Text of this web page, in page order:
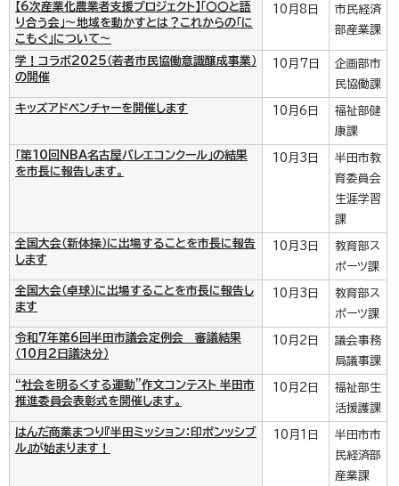
【6次産業化農業者支援プロジェクト】「〇〇と語
り合う会」～地域を動かすとは？これからの「に
こもぐ」について～
10月8日
市民経済
部産業課
学！コラボ2025（若者市民協働意識醸成事業）
の開催
10月7日
企画部市
民協働課
キッズアドベンチャーを開催します 10月6日
福祉部健
康課
「第10回NBA名古屋バレエコンクール」の結果
を市長に報告します。
10月3日
半田市教
育委員会
生涯学習
課
全国大会（新体操）に出場することを市長に報告
します
10月3日
教育部ス
ポーツ課
全国大会（卓球）に出場することを市長に報告し
ます
10月3日
教育部ス
ポーツ課
令和7年第6回半田市議会定例会 審議結果
（10月2日議決分）
10月2日
議会事務
局議事課
“社会を明るくする運動”作文コンテスト 半田市
推進委員会表彰式を開催します。
10月2日
福祉部生
活援護課
はんだ商業まつり『半田ミッション：印ポンッシブ
ル』が始まります！
10月1日
半田市市
民経済部
産業課